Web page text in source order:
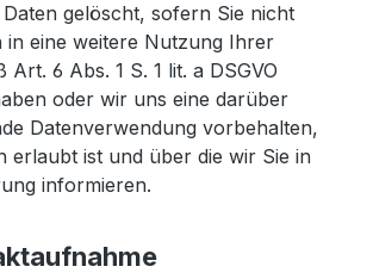
gelöscht, sofern Sie nicht
in eine weitere Nutzung Ihrer
Art. 6 Abs. 1 S. 1 lit. a DSGVO
oder wir uns eine darüber
Datenverwendung vorbehalten,
erlaubt ist und über die wir Sie in
informieren.